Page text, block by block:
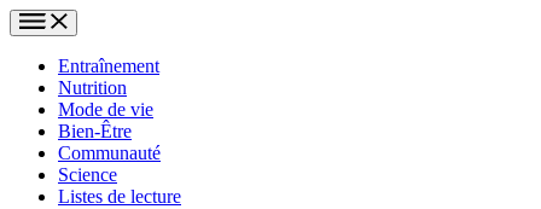
Entraînement
Nutrition
Mode de vie
Bien-Être
Communauté
Science
Listes de lecture